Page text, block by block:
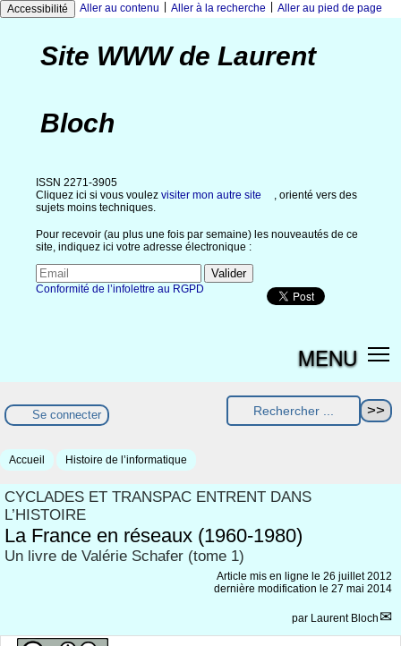
Accessibilité Aller au contenu Aller à la recherche Aller au pied de page
Site WWW de Laurent
Bloch
ISSN 2271-3905
Cliquez ici si vous voulez visiter mon autre site
, orienté vers des
sujets moins techniques.
Pour recevoir (au plus une fois par semaine) les nouveautés de ce
site, indiquez ici votre adresse électronique :
Conformité de l’infolettre au RGPD
MENU
Se connecter
Accueil Histoire de l’informatique
CYCLADES ET TRANSPAC ENTRENT DANS
L’HISTOIRE
La France en réseaux (1960-1980)
Un livre de Valérie Schafer (tome 1)
Article mis en ligne le 26 juillet 2012
dernière modification le 27 mai 2014
par Laurent Bloch